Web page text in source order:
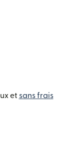
et sans frais